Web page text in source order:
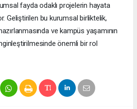
fayda odaklı projelerin hayata
Geliştirilen bu kurumsal birliktelik,
ve kampüs yaşamının
önemli bir rol